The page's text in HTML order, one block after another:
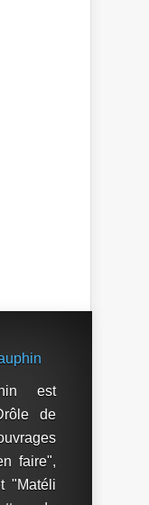
est
de
faire",
"Matéli